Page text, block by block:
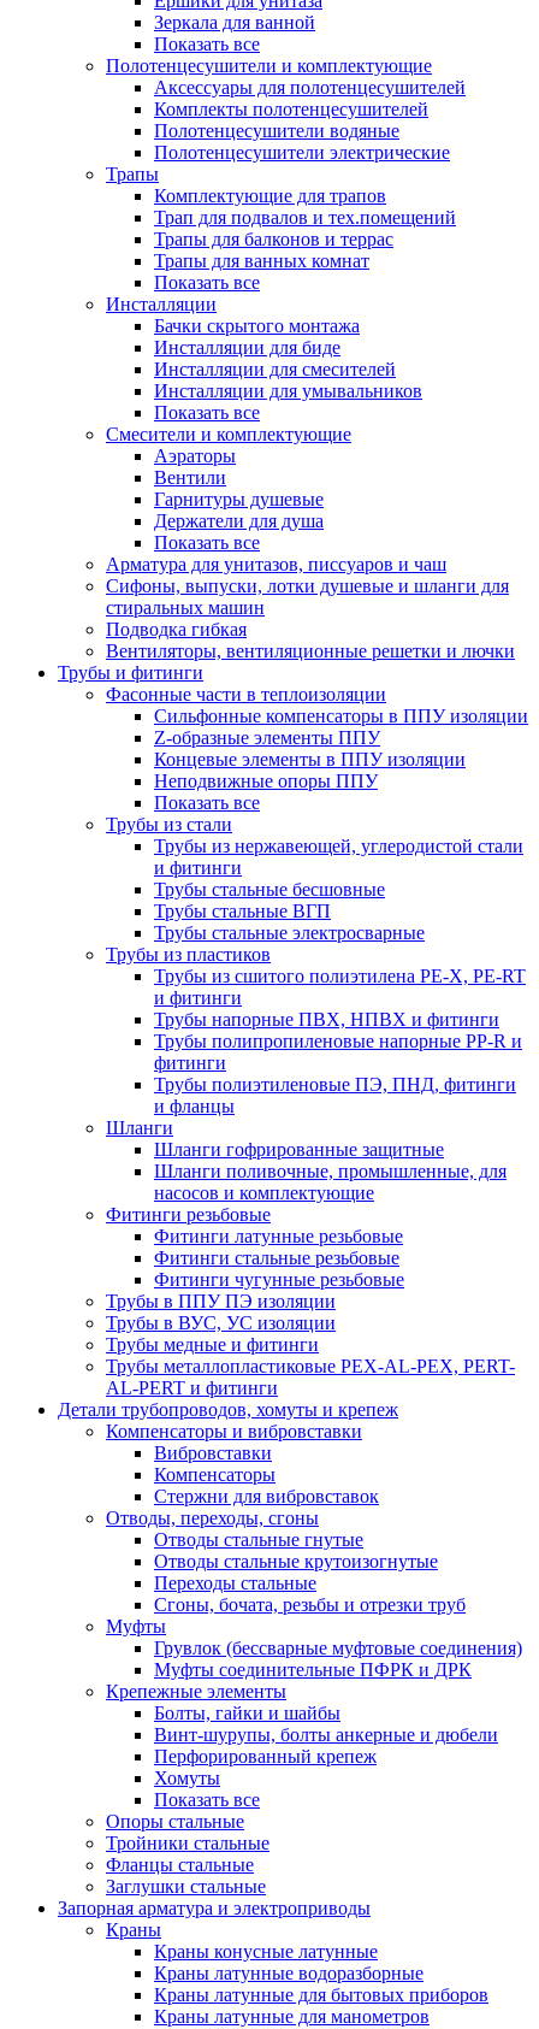
Зеркала для ванной
Показать все
Полотенцесушители и комплектующие
Аксессуары для полотенцесушителей
Комплекты полотенцесушителей
Полотенцесушители водяные
Полотенцесушители электрические
Трапы
Комплектующие для трапов
Трап для подвалов и тех.помещений
Трапы для балконов и террас
Трапы для ванных комнат
Показать все
Инсталляции
Бачки скрытого монтажа
Инсталляции для биде
Инсталляции для смесителей
Инсталляции для умывальников
Показать все
Смесители и комплектующие
Аэраторы
Вентили
Гарнитуры душевые
Держатели для душа
Показать все
Арматура для унитазов, писсуаров и чаш
Сифоны, выпуски, лотки душевые и шланги для
стиральных машин
Подводка гибкая
Вентиляторы, вентиляционные решетки и лючки
Трубы и фитинги
Фасонные части в теплоизоляции
Cильфонные компенсаторы в ППУ изоляции
Z-образные элементы ППУ
Концевые элементы в ППУ изоляции
Неподвижные опоры ППУ
Показать все
Трубы из стали
Трубы из нержавеющей, углеродистой стали
и фитинги
Трубы стальные бесшовные
Трубы стальные ВГП
Трубы стальные электросварные
Трубы из пластиков
Трубы из сшитого полиэтилена PE-X, PE-RT
и фитинги
Трубы напорные ПВХ, НПВХ и фитинги
Трубы полипропиленовые напорные PP-R и
фитинги
Трубы полиэтиленовые ПЭ, ПНД, фитинги
и фланцы
Шланги
Шланги гофрированные защитные
Шланги поливочные, промышленные, для
насосов и комплектующие
Фитинги резьбовые
Фитинги латунные резьбовые
Фитинги стальные резьбовые
Фитинги чугунные резьбовые
Трубы в ППУ ПЭ изоляции
Трубы в ВУС, УС изоляции
Трубы медные и фитинги
Трубы металлопластиковые PEX-AL-PEX, PERT-
AL-PERT и фитинги
Детали трубопроводов, хомуты и крепеж
Компенсаторы и вибровставки
Вибровставки
Компенсаторы
Стержни для вибровставок
Отводы, переходы, сгоны
Отводы стальные гнутые
Отводы стальные крутоизогнутые
Переходы стальные
Сгоны, бочата, резьбы и отрезки труб
Муфты
Грувлок (бессварные муфтовые соединения)
Муфты соединительные ПФРК и ДРК
Крепежные элементы
Болты, гайки и шайбы
Винт-шурупы, болты анкерные и дюбели
Перфорированный крепеж
Хомуты
Показать все
Опоры стальные
Тройники стальные
Фланцы стальные
Заглушки стальные
Запорная арматура и электроприводы
Краны
Краны конусные латунные
Краны латунные водоразборные
Краны латунные для бытовых приборов
Краны латунные для манометров